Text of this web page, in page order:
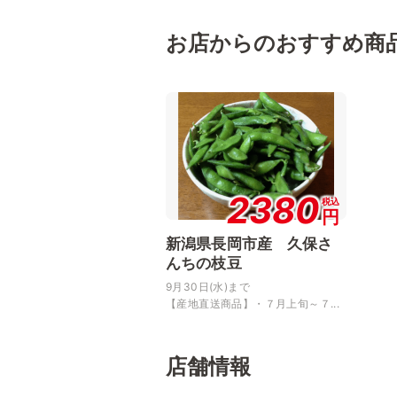
お店からのおすすめ商
2380税込
円
新潟県長岡市産 久保さ
んちの枝豆
9月30日(水)まで
【産地直送商品】・７月上旬～７...
店舗情報